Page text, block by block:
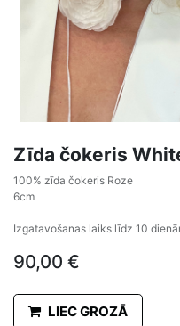
Zīda čokeris
100% zīda čokeris Roze
6cm
Izgatavošanas laiks līdz 10
90,00 €
LIEC GROZĀ